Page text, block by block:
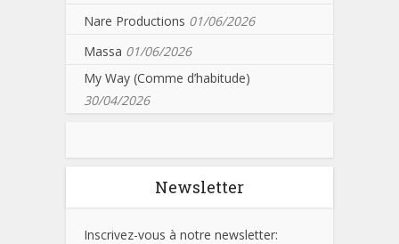
Nare Productions 01/06/2026
Massa 01/06/2026
My Way (Comme d’habitude)
30/04/2026
Newsletter
Inscrivez-vous à notre newsletter: